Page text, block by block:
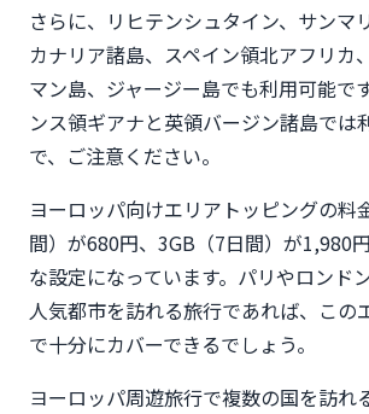
さらに、リヒテンシュタイン、サンマ
カナリア諸島、スペイン領北アフリカ
マン島、ジャージー島でも利用可能で
ンス領ギアナと英領バージン諸島では
で、ご注意ください。
ヨーロッパ向けエリアトッピングの料
間）が680円、3GB（7日間）が1,980
な設定になっています。パリやロンド
人気都市を訪れる旅行であれば、この
で十分にカバーできるでしょう。
ヨーロッパ周遊旅行で複数の国を訪れ